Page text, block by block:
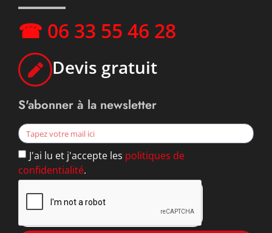
☎ 06 33 55 46 28
Devis gratuit
S'abonner à la newsletter
J'ai lu et j'accepte les politiques de
confidentialité.